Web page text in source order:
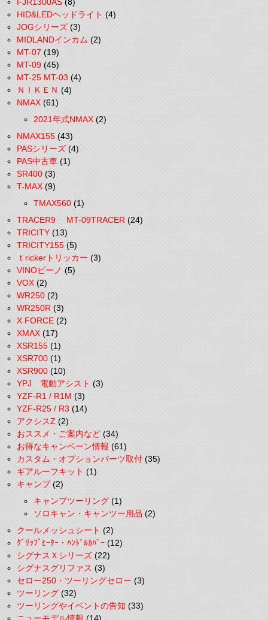
HID&LEDヘッドライト(4)
JOGシリーズ(3)
MIDLANDインカム(2)
MT-07(19)
MT-09(45)
MT-25 MT-03(4)
ＮＩＫＥＮ(4)
NMAX(61)
2021年式NMAX(2)
NMAX155(43)
PASシリーズ(4)
PAS中古車(1)
SR400(3)
T-MAX(9)
TMAX560(1)
TRACER9 MT-09TRACER(24)
TRICITY(13)
TRICITY155(5)
ｔrickerトリッカー(3)
VINOビーノ(5)
VOX(2)
WR250(2)
WR250R(3)
X FORCE(2)
XMAX(17)
XSR155(1)
XSR700(1)
XSR900(10)
YPJ 電動アシスト(3)
YZF-R1 / R1M(3)
YZF-R25 / R3(14)
アクシスZ(2)
おススメ・ご案内など(34)
お得なキャンペーン情報(61)
カスタム・オプションパーツ取付(35)
ギアルーフキット(1)
キャンプ(2)
キャンプツーリング(1)
ソロキャン・キャンツー用品(2)
クールメッシュシート(2)
ｸﾞﾘｯﾌﾟﾋｰﾀｰ・ﾊﾝﾄﾞﾙｶﾊﾞｰ(12)
シグナスＸシリーズ(22)
シグナスグリファス(3)
セロー250・ツーリングセロー(3)
ツーリング(32)
ツーリングやイベントの告知(33)